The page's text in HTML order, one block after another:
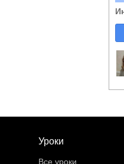
Уроки
Все уроки